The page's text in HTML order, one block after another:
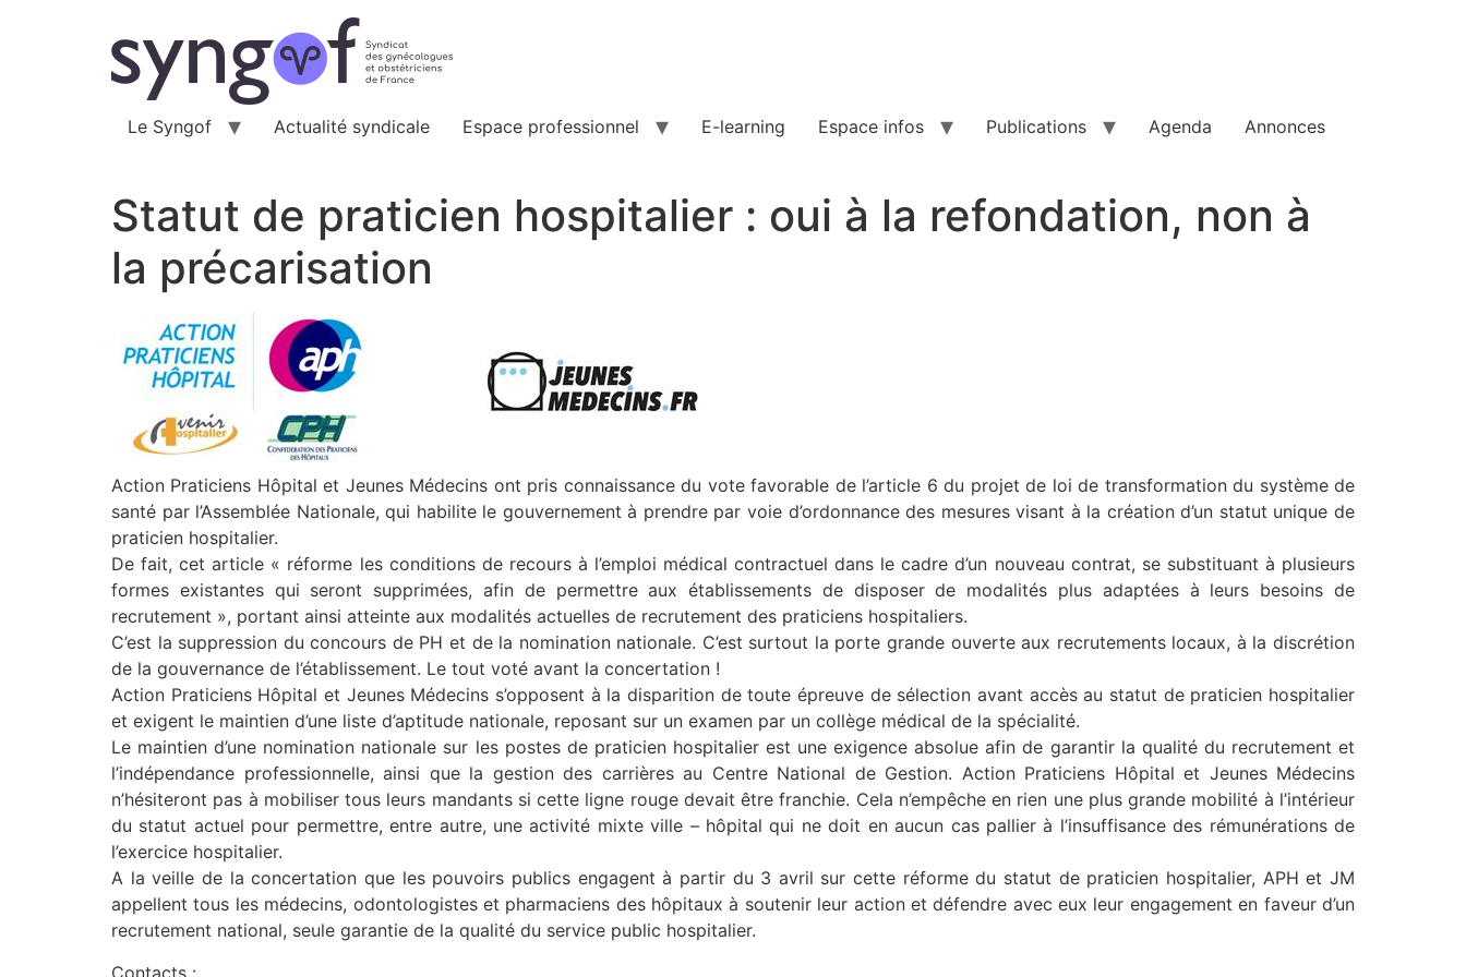
Le Syngof Actualité syndicale Espace professionnel E-learning Espace infos Publications Agenda Annonces
Statut de praticien hospitalier : oui à la refondation, non à
la précarisation
Action Praticiens Hôpital et Jeunes Médecins ont pris connaissance du vote favorable de l’article 6 du projet de loi de transformation du système de
santé par l’Assemblée Nationale, qui habilite le gouvernement à prendre par voie d’ordonnance des mesures visant à la création d’un statut unique de
praticien hospitalier.
De fait, cet article « réforme les conditions de recours à l’emploi médical contractuel dans le cadre d’un nouveau contrat, se substituant à plusieurs
formes existantes qui seront supprimées, afin de permettre aux établissements de disposer de modalités plus adaptées à leurs besoins de
recrutement », portant ainsi atteinte aux modalités actuelles de recrutement des praticiens hospitaliers.
C’est la suppression du concours de PH et de la nomination nationale. C’est surtout la porte grande ouverte aux recrutements locaux, à la discrétion
de la gouvernance de l’établissement. Le tout voté avant la concertation !
Action Praticiens Hôpital et Jeunes Médecins s’opposent à la disparition de toute épreuve de sélection avant accès au statut de praticien hospitalier
et exigent le maintien d’une liste d’aptitude nationale, reposant sur un examen par un collège médical de la spécialité.
Le maintien d’une nomination nationale sur les postes de praticien hospitalier est une exigence absolue afin de garantir la qualité du recrutement et
l’indépendance professionnelle, ainsi que la gestion des carrières au Centre National de Gestion. Action Praticiens Hôpital et Jeunes Médecins
n’hésiteront pas à mobiliser tous leurs mandants si cette ligne rouge devait être franchie. Cela n’empêche en rien une plus grande mobilité à l’intérieur
du statut actuel pour permettre, entre autre, une activité mixte ville – hôpital qui ne doit en aucun cas pallier à l’insuffisance des rémunérations de
l’exercice hospitalier.
A la veille de la concertation que les pouvoirs publics engagent à partir du 3 avril sur cette réforme du statut de praticien hospitalier, APH et JM
appellent tous les médecins, odontologistes et pharmaciens des hôpitaux à soutenir leur action et défendre avec eux leur engagement en faveur d’un
recrutement national, seule garantie de la qualité du service public hospitalier.
Contacts :